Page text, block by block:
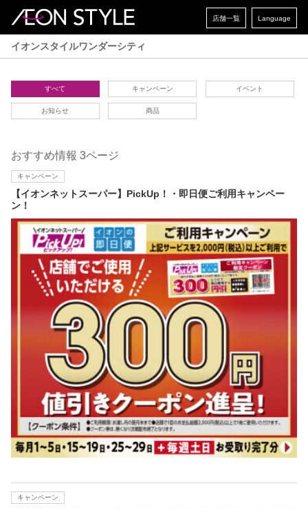
店舗一覧 Language
イオンスタイルワンダーシティ
すべて キャンペーン イベント
お知らせ 商品
おすすめ情報 3ページ
キャンペーン
【イオンネットスーパー】PickUp！・即日便ご利用キャンペー
ン！
キャンペーン